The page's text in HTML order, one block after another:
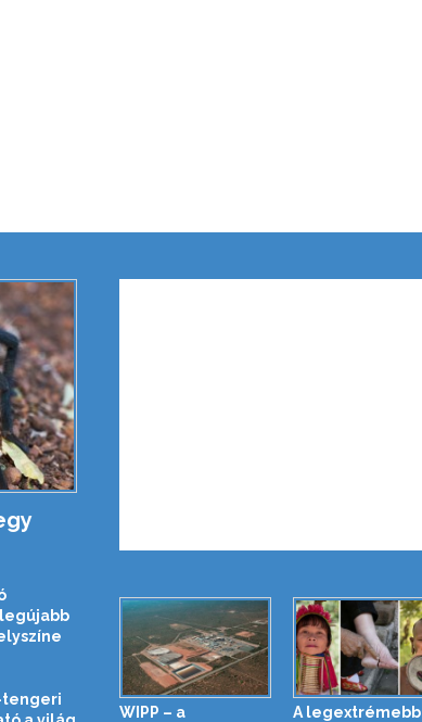
tengeri
WIPP – a
A legextrémebb